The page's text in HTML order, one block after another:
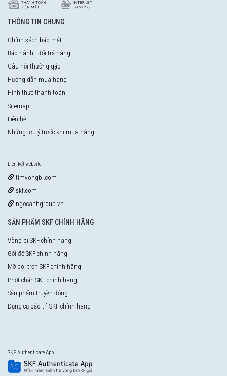
THÔNG TIN CHUNG
Chính sách bảo mật
Bảo hành - đổi trả hàng
Câu hỏi thường gặp
Hướng dẫn mua hàng
Hình thức thanh toán
Sitemap
Liên hệ
Những lưu ý trước khi mua hàng
Liên kết website
timvongbi.com
skf.com
ngocanhgroup.vn
SẢN PHẨM SKF CHÍNH HÃNG
Vòng bi SKF chính hãng
Gối đỡ SKF chính hãng
Mỡ bôi trơn SKF chính hãng
Phớt chặn SKF chính hãng
Sản phẩm truyền động
Dụng cụ bảo trì SKF chính hãng
SKF Authenticate App